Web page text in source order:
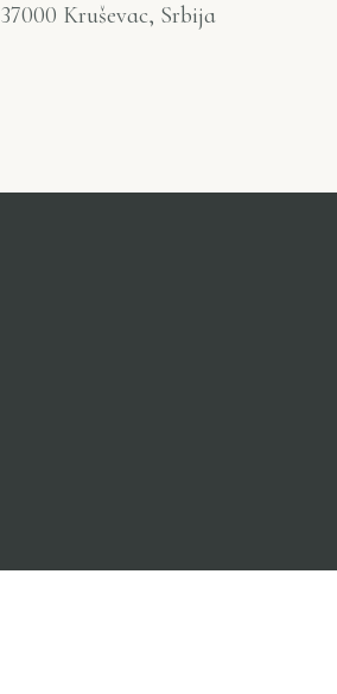
37000 Kruševac, Srbija